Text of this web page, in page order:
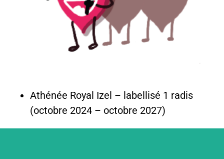
Athénée Royal Izel – labellisé 1 radis
(octobre 2024 – octobre 2027)